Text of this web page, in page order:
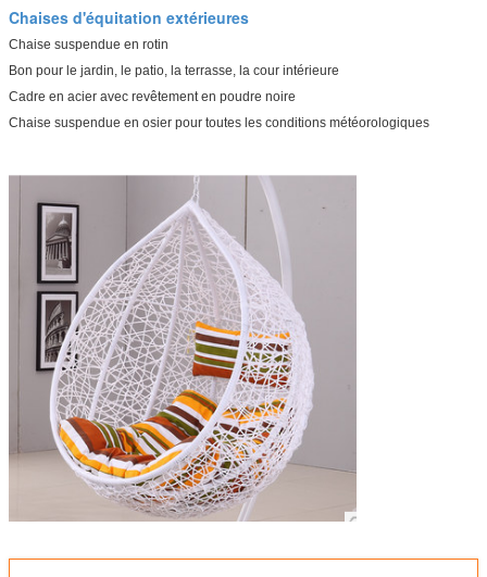
Chaises d'équitation extérieures
Chaise suspendue en rotin
Bon pour le jardin, le patio, la terrasse, la cour intérieure
Cadre en acier avec revêtement en poudre noire
Chaise suspendue en osier pour toutes les conditions météorologiques